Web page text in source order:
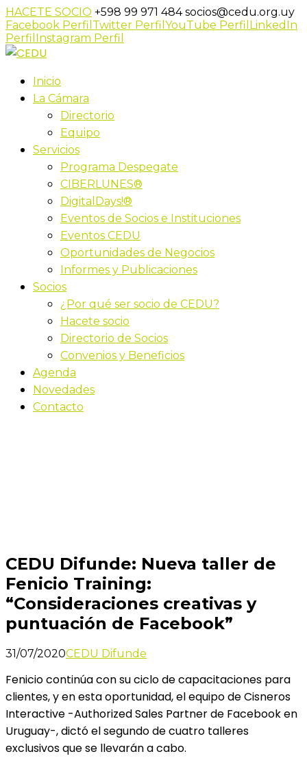
HACETE SOCIO +598 99 971 484socios@cedu.org.uy
Facebook Perfil Twitter Perfil YouTube Perfil LinkedIn
Perfil Instagram Perfil
Inicio
La Cámara
Directorio
Equipo
Servicios
Programa Despegate
CIBERLUNES®
DigitalDays!®
Eventos de Socios e Instituciones
Eventos CEDU
Oportunidades de Negocios
Informes y Publicaciones
Socios
¿Por qué ser socio de CEDU?
Hacete socio
Directorio de Socios
Convenios y Beneficios
Agenda
Novedades
Contacto
CEDU Difunde: Nueva taller de
Fenicio Training:
“Consideraciones creativas y
puntuación de Facebook”
31/07/2020CEDU Difunde
Fenicio continúa con su ciclo de capacitaciones para
clientes, y en esta oportunidad, el equipo de Cisneros
Interactive -Authorized Sales Partner de Facebook en
Uruguay-, dictó el segundo de cuatro talleres
exclusivos que se llevarán a cabo.